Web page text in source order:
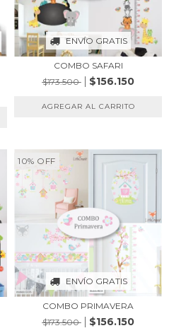
ENVÍO GRATIS
COMBO SAFARI
$173.500
$156.150
10% OFF
ENVÍO GRATIS
COMBO PRIMAVERA
$173.500
$156.150